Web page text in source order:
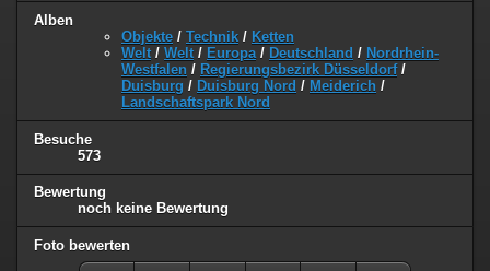
Alben
Objekte / Technik / Ketten
Welt / Welt / Europa / Deutschland / Nordrhein-
Westfalen / Regierungsbezirk Düsseldorf/
Duisburg / Duisburg Nord / Meiderich /
Landschaftspark Nord
Besuche
573
Bewertung
noch keine Bewertung
Foto bewerten